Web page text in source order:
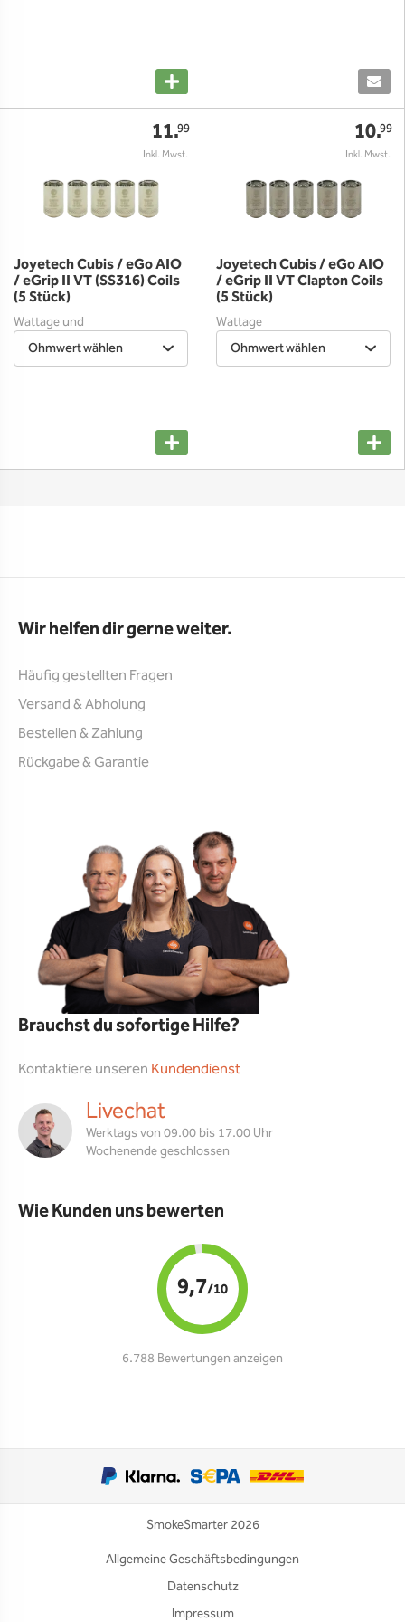
11.99
Joyetech Cubis / eGo AIO
/ eGrip II VT (SS316) Coils
(5 Stück)
Wattage und
Temperaturkontrolle
Ohmwert wählen
10.99
Joyetech Cubis / eGo AIO
/ eGrip II VT Clapton Coils
(5 Stück)
Wattage
Ohmwert wählen
Wir helfen dir gerne weiter.
Häufig gestellten Fragen
Versand & Abholung
Bestellen & Zahlung
Rückgabe & Garantie
Brauchst du sofortige Hilfe?
Kontaktiere unseren Kundendienst
Livechat
Werktags von 09.00 bis 17.00 Uhr
Wochenende geschlossen
Wie Kunden uns bewerten
9,7/10
6.788 Bewertungen anzeigen
SmokeSmarter 2026
Allgemeine Geschäftsbedingungen
Datenschutz
Impressum